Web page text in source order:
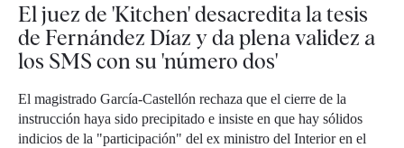
El juez de 'Kitchen' desacredita la tesis
de Fernández Díaz y da plena validez a
los SMS con su 'número dos'
El magistrado García-Castellón rechaza que el cierre de la
instrucción haya sido precipitado e insiste en que hay sólidos
indicios de la "participación" del ex ministro del Interior en el